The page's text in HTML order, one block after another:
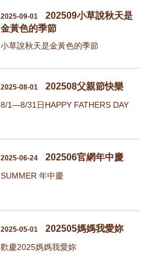
2025-09-01
202509小草說秋天是
金黃色的季節
小草說秋天是金黃色的季節
2025-08-01 202508父親節快樂
8/1—8/31日HAPPY FATHERS DAY
2025-06-24 202506官網年中慶
SUMMER 年中慶
2025-05-01 202505媽媽我愛妳
歡慶2025媽媽我愛妳